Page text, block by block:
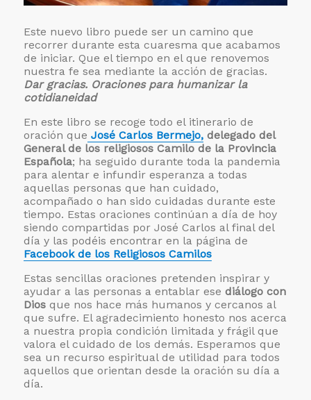
Este nuevo libro puede ser un camino que
recorrer durante esta cuaresma que acabamos
de iniciar. Que el tiempo en el que renovemos
nuestra fe sea mediante la acción de gracias.
Dar gracias. Oraciones para humanizar la
cotidianeidad
En este libro se recoge todo el itinerario de
oración que José Carlos Bermejo, delegado del
General de los religiosos Camilo de la Provincia
Española; ha seguido durante toda la pandemia
para alentar e infundir esperanza a todas
aquellas personas que han cuidado,
acompañado o han sido cuidadas durante este
tiempo. Estas oraciones continúan a día de hoy
siendo compartidas por José Carlos al final del
día y las podéis encontrar en la página de
Facebook de los Religiosos Camilos
Estas sencillas oraciones pretenden inspirar y
ayudar a las personas a entablar ese diálogo con
Dios que nos hace más humanos y cercanos al
que sufre. El agradecimiento honesto nos acerca
a nuestra propia condición limitada y frágil que
valora el cuidado de los demás. Esperamos que
sea un recurso espiritual de utilidad para todos
aquellos que orientan desde la oración su día a
día.